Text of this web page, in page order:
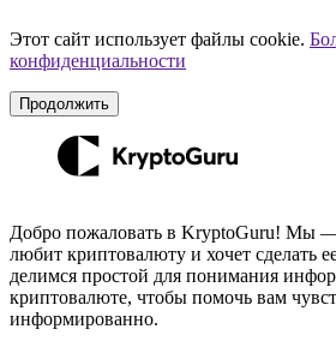
Этот сайт использует файлы cookie.
конфиденциальности
Продолжить
Добро пожаловать в KryptoGuru! Мы —
любит криптовалюту и хочет сделать
делимся простой для понимания
криптовалюте, чтобы помочь вам
информированно.